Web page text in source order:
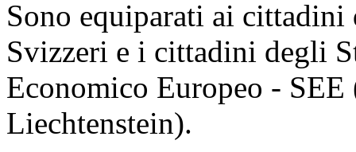
Sono equiparati ai
Svizzeri e i cittadini degli
Economico Europeo -
Liechtenstein).